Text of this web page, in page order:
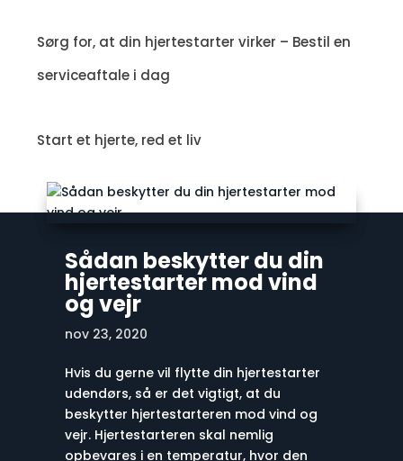
Sørg for, at din hjertestarter virker – Bestil en
serviceaftale i dag
Start et hjerte, red et liv
Sådan beskytter du din
hjertestarter mod vind
og vejr
nov 23, 2020
Hvis du gerne vil flytte din hjertestarter
udendørs, så er det vigtigt, at du
beskytter hjertestarteren mod vind og
vejr. Hjertestarteren skal nemlig
opbevares i en temperatur, hvor den